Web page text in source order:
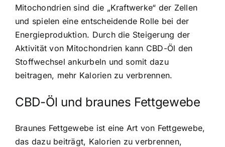
Mitochondrien sind die „Kraftwerke“ der Zellen
und spielen eine entscheidende Rolle bei der
Energieproduktion. Durch die Steigerung der
Aktivität von Mitochondrien kann CBD-Öl den
Stoffwechsel ankurbeln und somit dazu
beitragen, mehr Kalorien zu verbrennen.
CBD-Öl und braunes Fettgewebe
Braunes Fettgewebe ist eine Art von Fettgewebe,
das dazu beiträgt, Kalorien zu verbrennen,